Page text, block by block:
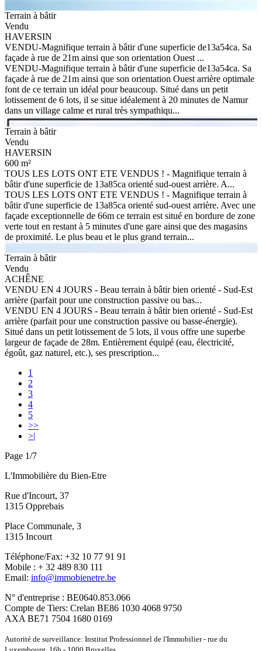
Terrain à bâtir
Vendu
HAVERSIN
VENDU-Magnifique terrain à bâtir d'une superficie de13a54ca. Sa
façade à rue de 21m ainsi que son orientation Ouest ...
VENDU-Magnifique terrain à bâtir d'une superficie de13a54ca. Sa
façade à rue de 21m ainsi que son orientation Ouest arrière optimale
font de ce terrain un idéal pour beaucoup. Situé dans un petit
lotissement de 6 lots, il se situe idéalement à 20 minutes de Namur
dans un village calme et rural très sympathiqu...
Terrain à bâtir
Vendu
HAVERSIN
600 m²
TOUS LES LOTS ONT ETE VENDUS ! - Magnifique terrain à
bâtir d'une superficie de 13a85ca orienté sud-ouest arrière. A...
TOUS LES LOTS ONT ETE VENDUS ! - Magnifique terrain à
bâtir d'une superficie de 13a85ca orienté sud-ouest arrière. Avec une
façade exceptionnelle de 66m ce terrain est situé en bordure de zone
verte tout en restant à 5 minutes d'une gare ainsi que des magasins
de proximité. Le plus beau et le plus grand terrain...
Terrain à bâtir
Vendu
ACHÊNE
VENDU EN 4 JOURS - Beau terrain à bâtir bien orienté - Sud-Est
arrière (parfait pour une construction passive ou bas...
VENDU EN 4 JOURS - Beau terrain à bâtir bien orienté - Sud-Est
arrière (parfait pour une construction passive ou basse-énergie).
Situé dans un petit lotissement de 5 lots, il vous offre une superbe
largeur de façade de 28m. Entièrement équipé (eau, électricité,
égoût, gaz naturel, etc.), ses prescription...
1
2
3
4
5
>>
>|
Page 1/7
L'Immobilière du Bien-Etre
Rue d'Incourt, 37
1315 Opprebais
Place Communale, 3
1315 Incourt
Téléphone/Fax: +32 10 77 91 91
Mobile : + 32 489 830 111
Email: info@immobienetre.be
N° d'entreprise : BE0640.853.066
Compte de Tiers: Crelan BE86 1030 4068 9750
AXA BE71 7504 1680 0169
Autorité de surveillance: Institut Professionnel de l'Immobilier - rue du